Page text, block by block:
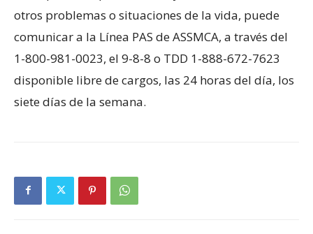
otros problemas o situaciones de la vida, puede
comunicar a la Línea PAS de ASSMCA, a través del
1-800-981-0023, el 9-8-8 o TDD 1-888-672-7623
disponible libre de cargos, las 24 horas del día, los
siete días de la semana.